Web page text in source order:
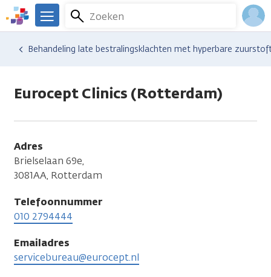
Overslaan
en
We
er
Kanker.nl
Zoeken
Menu
Hulp en ondersteuning
Vind hulp bij kanker
Behandeling late bestralingsklachten met hyperbare
Eurocept Clinics (Rotterdam)
Adres
Brielselaan 69e,
3081AA, Rotterdam
Telefoonnummer
010 2794444
Emailadres
servicebureau@eurocept.nl